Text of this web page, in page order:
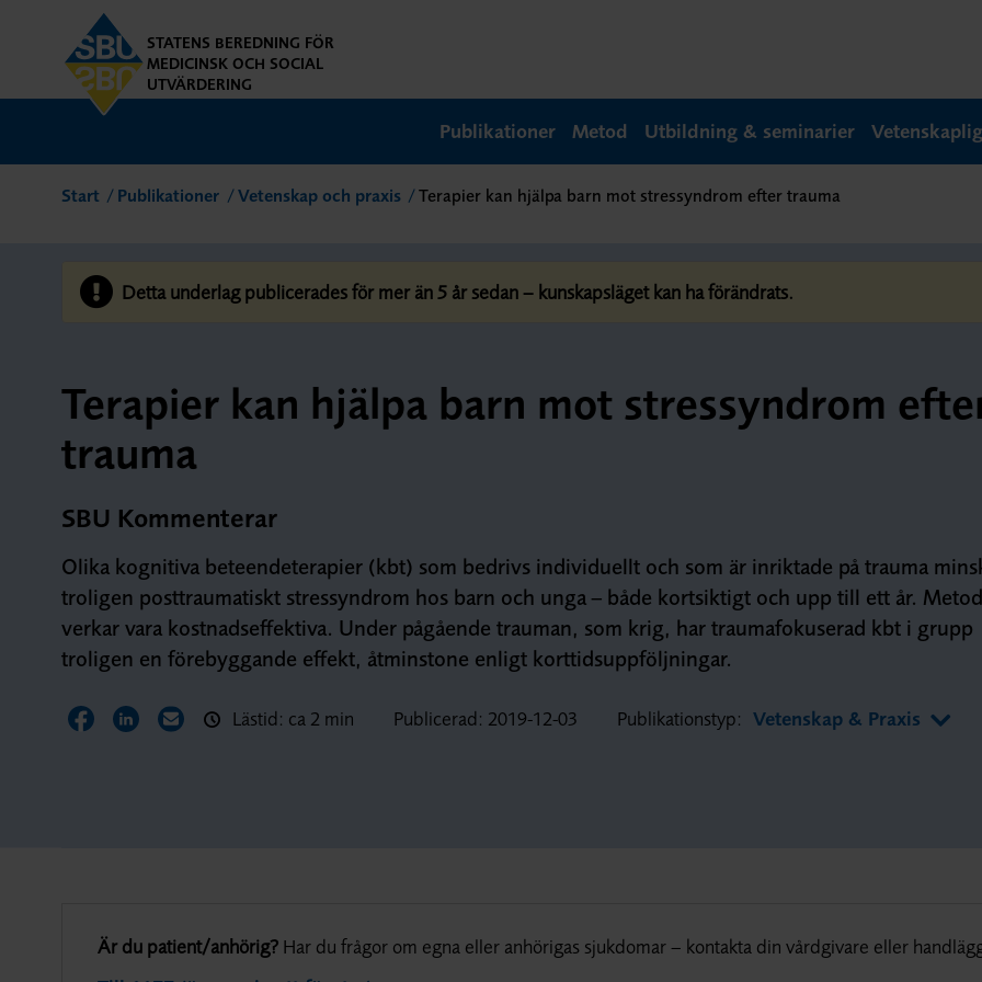
STATENS BEREDNING FÖR
MEDICINSK OCH SOCIAL
UTVÄRDERING
Publikationer Metod Utbildning & seminarier
Start Publikationer Vetenskap och praxis Terapier kan hjälpa barn mot stressyndrom efter trauma
Detta underlag publicerades för mer än 5 år sedan – kunskapsläget kan ha förändrats.
Terapier kan hjälpa barn mot stressyndrom
trauma
SBU Kommenterar
Olika kognitiva beteendeterapier (kbt) som bedrivs individuellt och som är inriktade på trauma
troligen posttraumatiskt stressyndrom hos barn och unga – både kortsiktigt och upp till ett år.
verkar vara kostnadseffektiva. Under pågående trauman, som krig, har traumafokuserad kbt i grupp
troligen en förebyggande effekt, åtminstone enligt korttidsuppföljningar.
Dela sidan på Facebook
Dela sidan på LinkedIn
Dela sidan via E-post
Lästid: ca 2 min Publicerad: 2019-12-03 Publikationstyp: Vetenskap & Praxis
Är du patient/anhörig? Har du frågor om egna eller anhörigas sjukdomar – kontakta din vårdgivare eller